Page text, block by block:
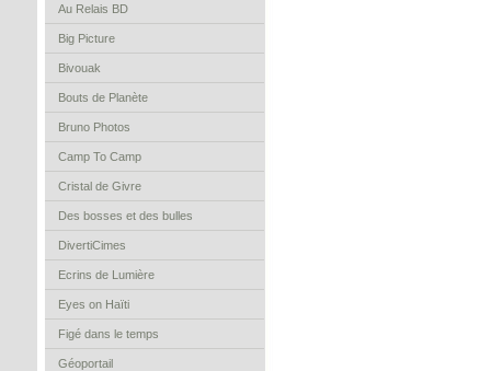
Au Relais BD
Big Picture
Bivouak
Bouts de Planète
Bruno Photos
Camp To Camp
Cristal de Givre
Des bosses et des bulles
DivertiCimes
Ecrins de Lumière
Eyes on Haïti
Figé dans le temps
Géoportail